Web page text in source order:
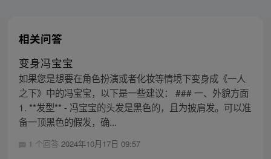
相关问答
变身冯宝宝
如果您是想要在角色扮演或者化妆等情境下变身成《一人
之下》中的冯宝宝，以下是一些建议： ### 一、外貌方面
1. **发型** - 冯宝宝的头发是黑色的，且为披肩发。可以准
备一顶黑色的假发，确...
1 个回答 2024年10月17日 09:57